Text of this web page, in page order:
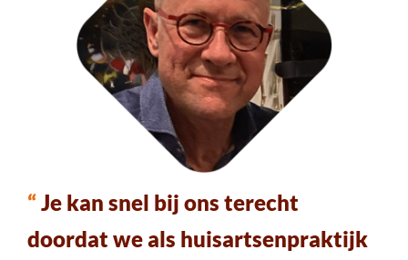
“Je kan snel bij ons terecht
doordat we als huisartsenpraktijk